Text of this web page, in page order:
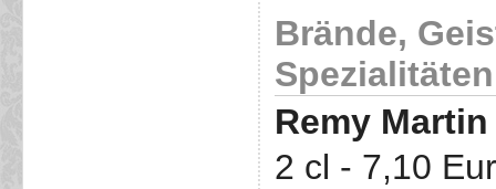
Brände,
Spezialitäten
Remy
2 cl - 7,10